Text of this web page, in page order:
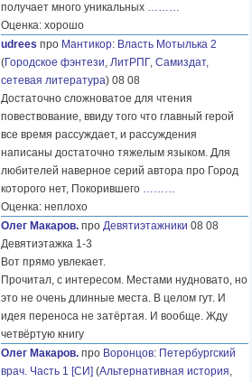
получает много уникальных ………
Оценка: хорошо
udrees про Мантикор: Власть Мотылька 2
(Городское фэнтези, ЛитРПГ, Самиздат,
сетевая литература) 08 08
Достаточно сложноватое для чтения
повествование, ввиду того что главный герой
все время рассуждает, и рассуждения
написаны достаточно тяжелым языком. Для
любителей наверное серий автора про Город
которого нет, Покорившего ………
Оценка: неплохо
Олег Макаров. про Девятиэтажники 08 08
Девятиэтажка 1-3
Вот прямо увлекает.
Прочитал, с интересом. Местами нудновато, но
это не очень длинные места. В целом гут. И
идея переноса не затёртая. И вообще. Жду
четвёртую книгу
Олег Макаров. про Воронцов: Петербургский
врач. Часть 1 [СИ] (Альтернативная история,